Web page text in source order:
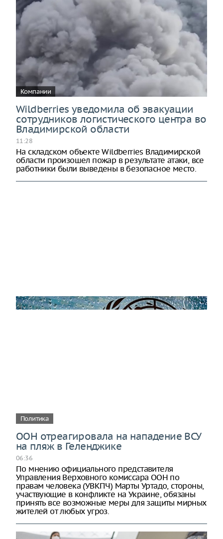
Компании
Wildberries уведомила об эвакуации
сотрудников логистического центра во
Владимирской области
11:28
На складском объекте Wildberries Владимирской
области произошел пожар в результате атаки, все
работники были выведены в безопасное место.
Политика
ООН отреагировала на нападение ВСУ
на пляж в Геленджике
06:36
По мнению официального представителя
Управления Верховного комиссара ООН по
правам человека (УВКПЧ) Марты Уртадо, стороны,
участвующие в конфликте на Украине, обязаны
принять все возможные меры для защиты мирных
жителей от любых угроз.